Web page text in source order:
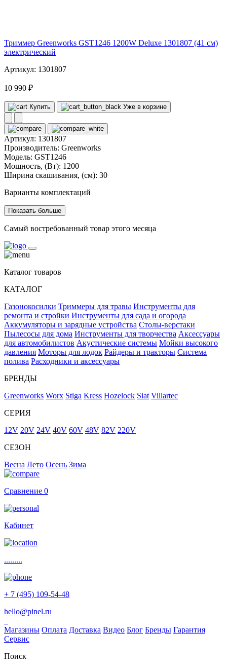
Триммер Greenworks GST1246 1200W Deluxe 1301807 (41 см)
электрический
Артикул: 1301807
10 990 ₽
Купить Уже в корзине
Артикул: 1301807
Производитель: Greenworks
Модель: GST1246
Мощность, (Вт): 1200
Ширина скашивания, (см): 30
Варианты комплектаций
Показать больше
Самый востребованный товар этого месяца
Каталог товаров
КАТАЛОГ
Газонокосилки Триммеры для травы Инструменты для
ремонта и стройки Инструменты для сада и огорода
Аккумуляторы и зарядные устройства Столы-верстаки
Пылесосы для дома Инструменты для творчества Аксессуары
для автомобилистов Акустические системы Мойки высокого
давления Моторы для лодок Райдеры и тракторы Система
полива Расходники и аксессуары
БРЕНДЫ
Greenworks Worx Stiga Kress Hozelock Siat Villartec
СЕРИЯ
12V 20V 24V 40V 60V 48V 82V 220V
СЕЗОН
Весна Лето Осень Зима
Сравнение 0
Кабинет
.........
+ 7 (495) 109-54-48
hello@pinel.ru
Магазины Оплата Доставка Видео Блог Бренды Гарантия
Сервис
Поиск